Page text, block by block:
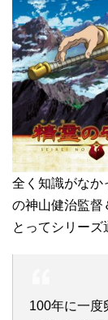
全く知識がなか
の神山健治監督
とってシリーズ
100年に一度